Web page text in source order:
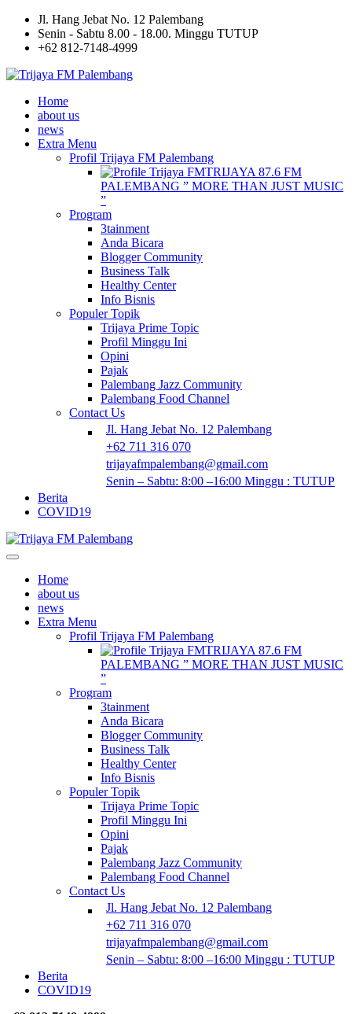
Jl. Hang Jebat No. 12 Palembang
Senin - Sabtu 8.00 - 18.00. Minggu TUTUP
+62 812-7148-4999
Home
about us
news
Extra Menu
Profil Trijaya FM Palembang
TRIJAYA 87.6 FM
PALEMBANG ” MORE THAN JUST MUSIC
”
Program
3tainment
Anda Bicara
Blogger Community
Business Talk
Healthy Center
Info Bisnis
Populer Topik
Trijaya Prime Topic
Profil Minggu Ini
Opini
Pajak
Palembang Jazz Community
Palembang Food Channel
Contact Us
Jl. Hang Jebat No. 12 Palembang
+62 711 316 070
trijayafmpalembang@gmail.com
Senin – Sabtu: 8:00 –16:00 Minggu : TUTUP
Berita
COVID19
Home
about us
news
Extra Menu
Profil Trijaya FM Palembang
TRIJAYA 87.6 FM
PALEMBANG ” MORE THAN JUST MUSIC
”
Program
3tainment
Anda Bicara
Blogger Community
Business Talk
Healthy Center
Info Bisnis
Populer Topik
Trijaya Prime Topic
Profil Minggu Ini
Opini
Pajak
Palembang Jazz Community
Palembang Food Channel
Contact Us
Jl. Hang Jebat No. 12 Palembang
+62 711 316 070
trijayafmpalembang@gmail.com
Senin – Sabtu: 8:00 –16:00 Minggu : TUTUP
Berita
COVID19